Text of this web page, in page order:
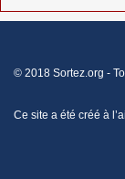
© 2018 Sortez.org -
Ce site a été créé à